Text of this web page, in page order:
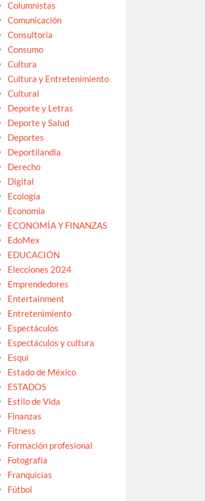
Columnistas
Comunicación
Consultoría
Consumo
Cultura
Cultura y Entretenimiento
Cultural
Deporte y Letras
Deporte y Salud
Deportes
Deportilandia
Derecho
Digital
Ecología
Economía
ECONOMÍA Y FINANZAS
EdoMex
EDUCACIÓN
Elecciones 2024
Emprendedores
Entertainment
Entretenimiento
Espectáculos
Espectáculos y cultura
Esquí
Estado de México
ESTADOS
Estilo de Vida
Finanzas
Fitness
Formación profesional
Fotografía
Franquicias
Fútbol